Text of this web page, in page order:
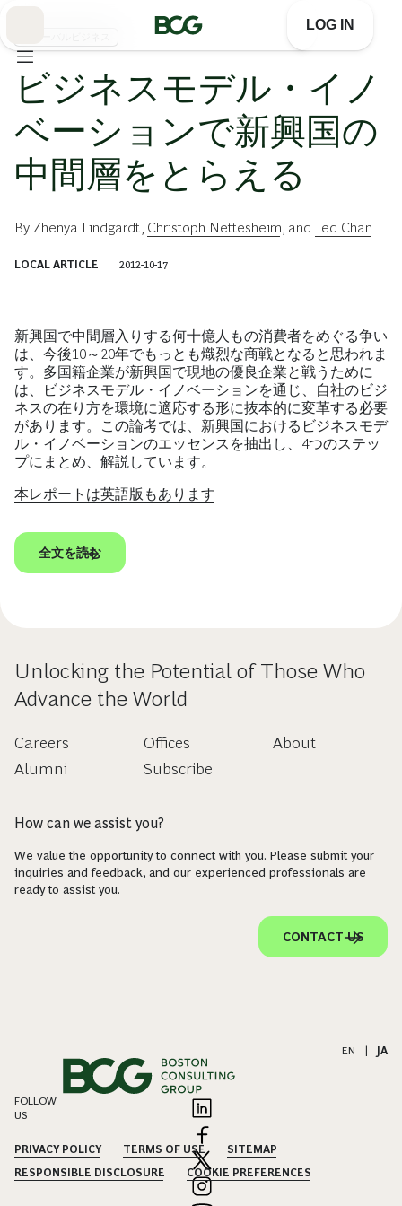
LOG IN
ビジネスモデル・イノ
ベーションで新興国の
中間層をとらえる
By Zhenya Lindgardt Christoph Nettesheim , and Ted Chan
LOCAL ARTICLE 2012-10-17
新興国で中間層入りする何十億人もの消費者をめぐる争い
は、今後10～20年でもっとも熾烈な商戦となると思われま
す。多国籍企業が新興国で現地の優良企業と戦うために
は、ビジネスモデル・イノベーションを通じ、自社のビジ
ネスの在り方を環境に適応する形に抜本的に変革する必要
があります。この論考では、新興国におけるビジネスモデ
ル・イノベーションのエッセンスを抽出し、4つのステッ
プにまとめ、解説しています。
本レポートは英語版もあります
全文を読む
Unlocking the Potential of Those Who
Advance the World
Careers
Alumni
Offices
Subscribe
About
How can we assist you?
We value the opportunity to connect with you. Please submit your
inquiries and feedback, and our experienced professionals are
ready to assist you.
CONTACT US
EN JA
FOLLOW
US
PRIVACY POLICY TERMS OF USE
SITEMAP
RESPONSIBLE DISCLOSURE
COOKIE PREFERENCES